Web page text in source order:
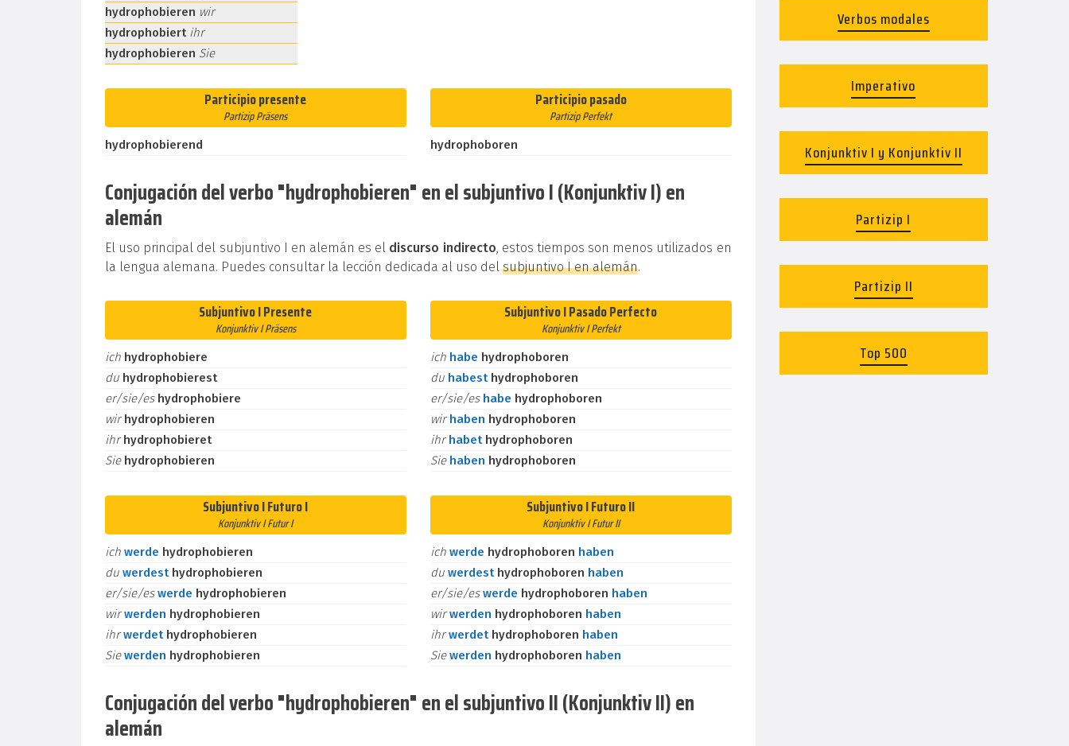
hydrophobieren wir
hydrophobiert ihr
hydrophobieren Sie
Participio presente
Partizip Präsens
hydrophobierend
Participio pasado
Partizip Perfekt
hydrophoboren
Conjugación del verbo "hydrophobieren" en el subjuntivo I (Konjunktiv I) en
alemán
El uso principal del subjuntivo I en alemán es el discurso indirecto, estos tiempos son menos utilizados en
la lengua alemana. Puedes consultar la lección dedicada al uso del subjuntivo I en alemán.
Subjuntivo I Presente
Konjunktiv I Präsens
ich hydrophobiere
du hydrophobierest
er/sie/es hydrophobiere
wirhydrophobieren
ihrhydrophobieret
Sie hydrophobieren
Subjuntivo I Pasado Perfecto
Konjunktiv I Perfekt
ich habe hydrophoboren
du habest hydrophoboren
er/sie/es habe hydrophoboren
wirhaben hydrophoboren
ihrhabet hydrophoboren
Sie haben hydrophoboren
Subjuntivo I Futuro I
Konjunktiv I Futur I
ich werde hydrophobieren
du werdest hydrophobieren
er/sie/eswerde hydrophobieren
wirwerden hydrophobieren
ihrwerdet hydrophobieren
Siewerden hydrophobieren
Subjuntivo I Futuro II
Konjunktiv I Futur II
ich werde hydrophoboren haben
du werdest hydrophoboren haben
er/sie/eswerde hydrophoboren haben
wirwerden hydrophoboren haben
ihrwerdet hydrophoboren haben
Siewerden hydrophoboren haben
Conjugación del verbo "hydrophobieren" en el subjuntivo II (Konjunktiv II) en
alemán
Verbos modales
Imperativo
Konjunktiv I y Konjunktiv II
Partizip I
Partizip II
Top 500